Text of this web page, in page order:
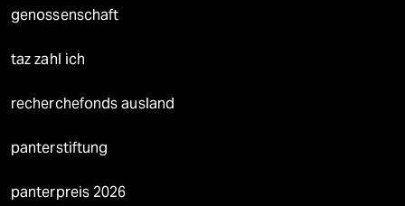
genossenschaft
taz zahl ich
recherchefonds ausland
panterstiftung
panterpreis 2026